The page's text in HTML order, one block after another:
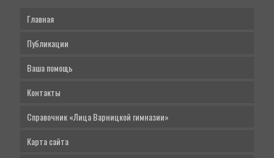
Главная
Публикации
Ваша помощь
Контакты
Справочник «Лица Варницкой гимназии»
Карта сайта